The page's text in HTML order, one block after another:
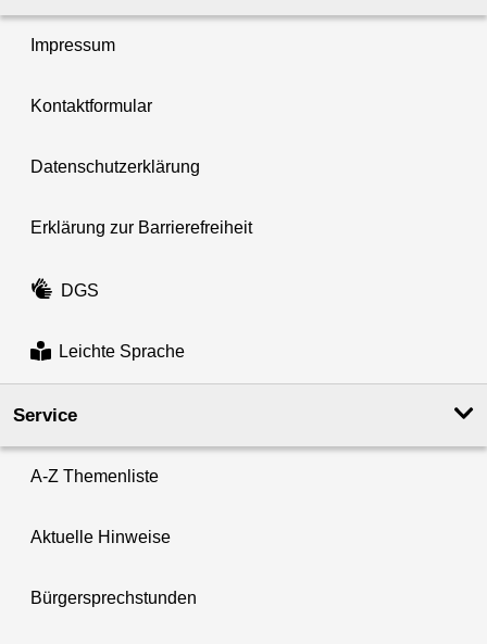
Impressum
Kontaktformular
Datenschutzerklärung
Erklärung zur Barrierefreiheit
DGS
Leichte Sprache
Service
A-Z Themenliste
Aktuelle Hinweise
Bürgersprechstunden